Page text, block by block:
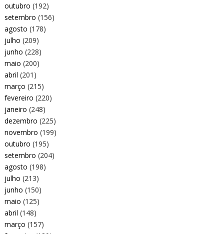
outubro (192)
setembro (156)
agosto (178)
julho (209)
junho (228)
maio (200)
abril (201)
março (215)
fevereiro (220)
janeiro (248)
dezembro (225)
novembro (199)
outubro (195)
setembro (204)
agosto (198)
julho (213)
junho (150)
maio (125)
abril (148)
março (157)